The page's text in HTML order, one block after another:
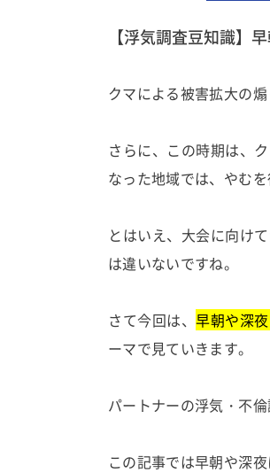
【浮気調査豆知識】
クマによる被害拡大の
さらに、この時期は、
なった地域では、やむ
とはいえ、大会に向け
は違いないですね。
さて今回は、早朝や深
ーマで見ていきます。
パートナーの浮気・不
この記事では早朝や深